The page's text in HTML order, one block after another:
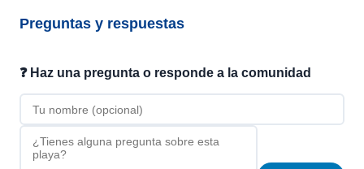
Preguntas y respuestas
❓ Haz una pregunta o responde a la comunidad